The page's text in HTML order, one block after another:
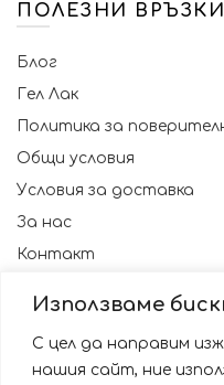
Използваме
С цел да направим
нашия сайт, ние
ПОЛЕЗНИ ВРЪЗКИ
Блог
Гел Лак
Политика за
Общи условия
Условия за доставка
За нас
Контакт